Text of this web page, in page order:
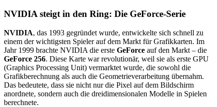
NVIDIA steigt in den Ring: Die GeForce-Serie
NVIDIA, das 1993 gegründet wurde, entwickelte sich schnell zu
einem der wichtigsten Spieler auf dem Markt für Grafikkarten. Im
Jahr 1999 brachte NVIDIA die erste GeForce auf den Markt – die
GeForce 256. Diese Karte war revolutionär, weil sie als erste GPU
(Graphics Processing Unit) vermarktet wurde, die sowohl die
Grafikberechnung als auch die Geometrieverarbeitung übernahm.
Das bedeutete, dass sie nicht nur die Pixel auf dem Bildschirm
anordnete, sondern auch die dreidimensionalen Modelle in Spielen
berechnete.